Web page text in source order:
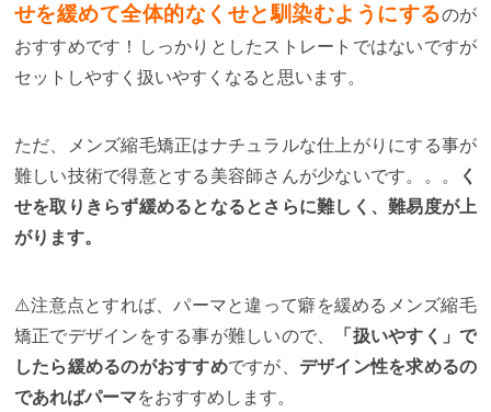
せを緩めて全体的なくせと馴染むようにするのが
おすすめです！しっかりとしたストレートではないですが
セットしやすく扱いやすくなると思います。
ただ、メンズ縮毛矯正はナチュラルな仕上がりにする事が
難しい技術で得意とする美容師さんが少ないです。。。
く
せを取りきらず緩めるとなるとさらに難しく、難易度が上
がります。
⚠️注意点とすれば、パーマと違って癖を緩めるメンズ縮毛
矯正でデザインをする事が難しいので、
「扱いやすく」で
したら緩めるのがおすすめですが、 デザイン性を求めるの
であればパーマをおすすめします。